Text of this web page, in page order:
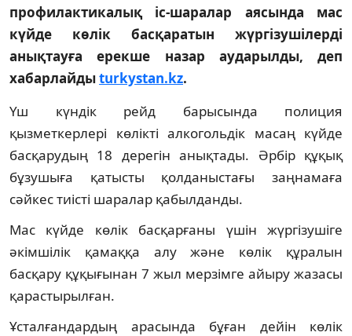
профилактикалық іс-шаралар аясында мас
күйде көлік басқаратын жүргізушілерді
анықтауға ерекше назар аударылды, деп
хабарлайдыturkystan.kz.
Үш күндік рейд барысында полиция
қызметкерлері көлікті алкогольдік масаң күйде
басқарудың 18 дерегін анықтады. Әрбір құқық
бұзушыға қатысты қолданыстағы заңнамаға
сәйкес тиісті шаралар қабылданды.
Мас күйде көлік басқарғаны үшін жүргізушіге
әкімшілік қамаққа алу және көлік құралын
басқару құқығынан 7 жыл мерзімге айыру жазасы
қарастырылған.
Ұсталғандардың арасында бұған дейін көлік